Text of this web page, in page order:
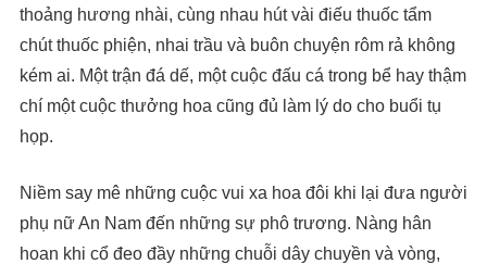
thoảng hương nhài, cùng nhau hút vài điếu thuốc tẩm
chút thuốc phiện, nhai trầu và buôn chuyện rôm rả không
kém ai. Một trận đá dế, một cuộc đấu cá trong bể hay thậm
chí một cuộc thưởng hoa cũng đủ làm lý do cho buổi tụ
họp.
Niềm say mê những cuộc vui xa hoa đôi khi lại đưa người
phụ nữ An Nam đến những sự phô trương. Nàng hân
hoan khi cổ đeo đầy những chuỗi dây chuyền và vòng,